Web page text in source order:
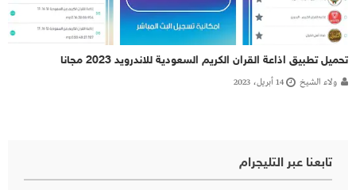
تحميل تطبيق اذاعة القران الكريم السعودية للاندرويد 2023 مجانا
ولاء الشيخ 14 أبريل، 2023
تابعنا عبر التليجرام